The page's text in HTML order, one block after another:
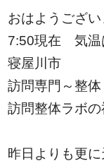
おはようござい
7:50現在 気
寝屋川市
訪問専門～整
訪問整体ラボの
昨日よりも更